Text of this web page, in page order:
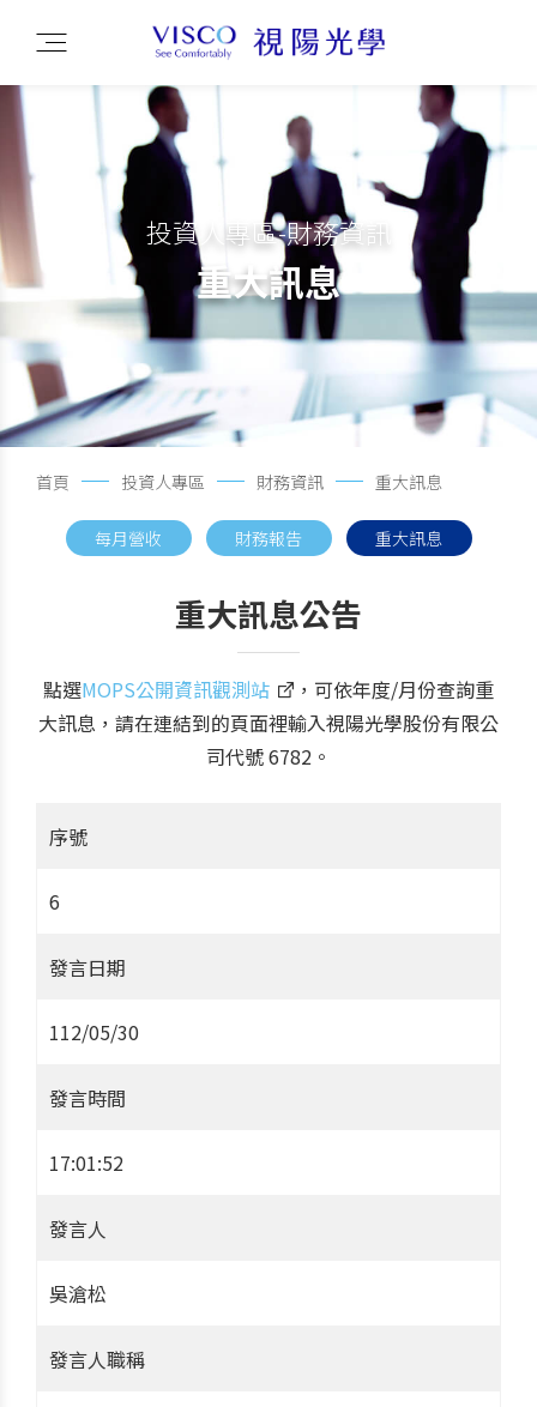
投資人專區-財務資訊
重大訊息
首頁 投資人專區 財務資訊 重大訊息
每月營收 財務報告 重大訊息
重大訊息公告
點選MOPS公開資訊觀測站
，可依年度/月份查詢重
大訊息，請在連結到的頁面裡輸入視陽光學股份有限公
司代號 6782。
序號
6
發言日期
112/05/30
發言時間
17:01:52
發言人
吳滄松
發言人職稱